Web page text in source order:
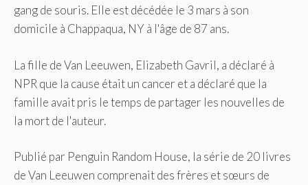
gang de souris. Elle est décédée le 3 mars à son
domicile à Chappaqua, NY à l'âge de 87 ans.
La fille de Van Leeuwen, Elizabeth Gavril, a déclaré à
NPR que la cause était un cancer et a déclaré que la
famille avait pris le temps de partager les nouvelles de
la mort de l'auteur.
Publié par Penguin Random House, la série de 20 livres
de Van Leeuwen comprenait des frères et sœurs de